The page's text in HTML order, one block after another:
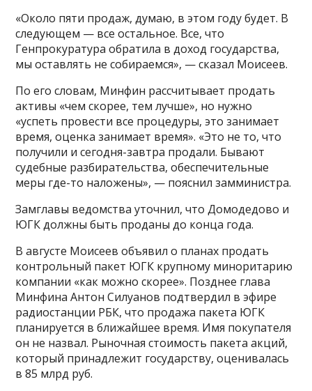
«Около пяти продаж, думаю, в этом году будет. В
следующем — все остальное. Все, что
Генпрокуратура обратила в доход государства,
мы оставлять не собираемся», — сказал Моисеев.
По его словам, Минфин рассчитывает продать
активы «чем скорее, тем лучше», но нужно
«успеть провести все процедуры, это занимает
время, оценка занимает время». «Это не то, что
получили и сегодня-завтра продали. Бывают
судебные разбирательства, обеспечительные
меры где-то наложены», — пояснил замминистра.
Замглавы ведомства уточнил, что Домодедово и
ЮГК должны быть проданы до конца года.
В августе Моисеев объявил о планах продать
контрольный пакет ЮГК крупному миноритарию
компании «как можно скорее». Позднее глава
Минфина Антон Силуанов подтвердил в эфире
радиостанции РБК, что продажа пакета ЮГК
планируется в ближайшее время. Имя покупателя
он не назвал. Рыночная стоимость пакета акций,
который принадлежит государству, оценивалась
в 85 млрд руб.